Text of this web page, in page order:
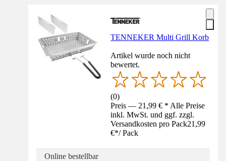
TENNEKER Multi Grill Korb
Artikel wurde noch nicht
bewertet.
(0)
Preis — 21,99 € * Alle Preise
inkl. MwSt. und ggf. zzgl.
Versandkosten pro Pack21,99
€*/ Pack
Online bestellbar